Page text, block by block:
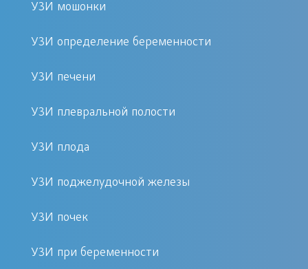
обследовании зоны
обнаружение уплотнения в
признаки внутреннего
кровоизлияния, гнойного очага,
текущее затяжное воспаление
диагностика осуществляется для
возможности наиболее раннего
УЗИ мошонки
УЗИ определение беременности
УЗИ печени
УЗИ плевральной полости
УЗИ плода
УЗИ поджелудочной железы
УЗИ почек
УЗИ при беременности